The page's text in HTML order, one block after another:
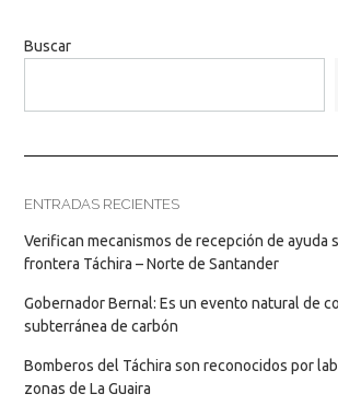
Buscar
ENTRADAS RECIENTES
Verifican mecanismos de recepción de ayuda
frontera Táchira – Norte de Santander
Gobernador Bernal: Es un evento natural de
subterránea de carbón
Bomberos del Táchira son reconocidos por
zonas de La Guaira